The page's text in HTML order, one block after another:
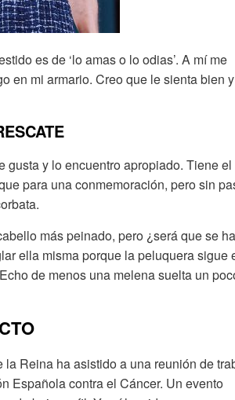
es de ‘lo amas o lo odias’. A mí me
en mi armario. Creo que le sienta bien
gusta y lo encuentro apropiado. Tiene el
para una conmemoración, pero sin
más peinado, pero ¿será que se
ella misma porque la peluquera sigue
de menos una melena suelta un
la Reina ha asistido a una reunión de
Española contra el Cáncer. Un evento